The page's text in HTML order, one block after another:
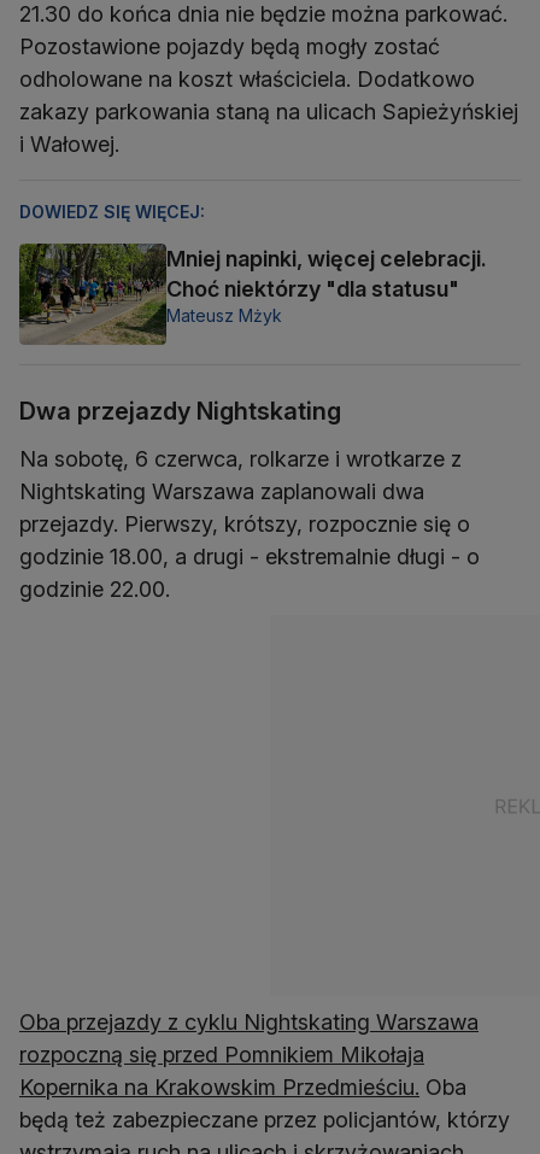
21.30 do końca dnia nie będzie można parkować.
Pozostawione pojazdy będą mogły zostać
odholowane na koszt właściciela. Dodatkowo
zakazy parkowania staną na ulicach Sapieżyńskiej
i Wałowej.
DOWIEDZ SIĘ WIĘCEJ:
Mniej napinki, więcej celebracji.
Choć niektórzy "dla statusu"
Mateusz Mżyk
Dwa przejazdy Nightskating
Na sobotę, 6 czerwca, rolkarze i wrotkarze z
Nightskating Warszawa zaplanowali dwa
przejazdy. Pierwszy, krótszy, rozpocznie się o
godzinie 18.00, a drugi - ekstremalnie długi - o
godzinie 22.00.
Oba przejazdy z cyklu Nightskating Warszawa
rozpoczną się przed Pomnikiem Mikołaja
Kopernika na Krakowskim Przedmieściu. Oba
będą też zabezpieczane przez policjantów, którzy